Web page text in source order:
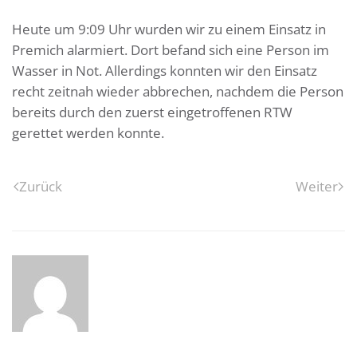
Heute um 9:09 Uhr wurden wir zu einem Einsatz in
Premich alarmiert. Dort befand sich eine Person im
Wasser in Not. Allerdings konnten wir den Einsatz
recht zeitnah wieder abbrechen, nachdem die Person
bereits durch den zuerst eingetroffenen RTW
gerettet werden konnte.
Zurück Weiter